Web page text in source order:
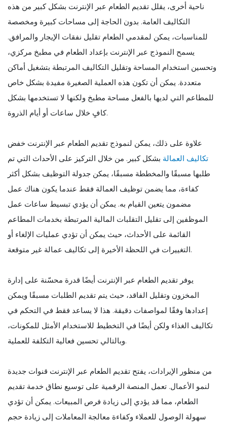
ناحية أخرى، يقلل تقديم الطعام عبر الإنترنت بشكل كبير من هذه
التكاليف العامة. بدون الحاجة إلى مساحات كبيرة ومخصصة
للمناسبات، يمكن لمقدمي الطعام تقليل نفقات الإيجار والمرافق.
يسمح النموذج عبر الإنترنت بإعداد الطعام في مطبخ مركزي،
وتحسين استخدام المساحة وتقليل التكاليف المرتبطة بتشغيل أماكن
متعددة. يمكن أن تكون هذه العملية الصغيرة مفيدة بشكل خاص
للمطاعم التي لديها بالفعل مساحة مطبخ ولكنها لا تستخدمها بشكل
كافٍ خلال ساعات أو أيام الذروة.
علاوة على ذلك، يمكن لنموذج تقديم الطعام عبر الإنترنت خفض
تكاليف العمالة بشكل كبير. من خلال التركيز على الأحداث التي تم
طلبها مسبقًا والمخططة مسبقًا، يمكن جدولة التوظيف بشكل أكثر
كفاءة، مما يضمن توظيف العمالة فقط عندما يكون هناك عمل
مضمون يتعين القيام به. يمكن أن يؤدي تبسيط ساعات عمل
الموظفين إلى تقليل التقلبات المالية المرتبطة بخدمات المطاعم
القائمة على الأحداث، حيث يمكن أن تؤدي عمليات الإلغاء أو
التغييرات في اللحظة الأخيرة إلى تكاليف عمالة غير متوقعة.
يوفر تقديم الطعام عبر الإنترنت أيضًا قدرة محسّنة على إدارة
المخزون وتقليل الفاقد، حيث يتم تقديم الطلبات مسبقًا ويمكن
إعدادها وفقًا لمواصفات دقيقة. هذا لا يساعد فقط في التحكم في
تكاليف الغذاء ولكن أيضًا في التخطيط للاستخدام الأمثل للمكونات،
وبالتالي تحسين فعالية التكلفة للعملية.
من منظور الإيرادات، يفتح تقديم الطعام عبر الإنترنت قنوات جديدة
لنمو الأعمال. تعمل المنصة الرقمية على توسيع نطاق خدمة تقديم
الطعام، مما قد يؤدي إلى زيادة فرص المبيعات. يمكن أن تؤدي
سهولة الوصول للعملاء وكفاءة معالجة المعاملات إلى زيادة حجم